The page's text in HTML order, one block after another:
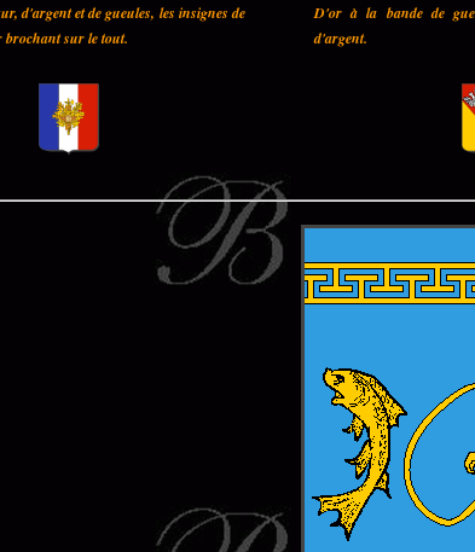
d'argent et de gueules, les insignes de
brochant sur le tout.
D'or à la bande de
d'argent.